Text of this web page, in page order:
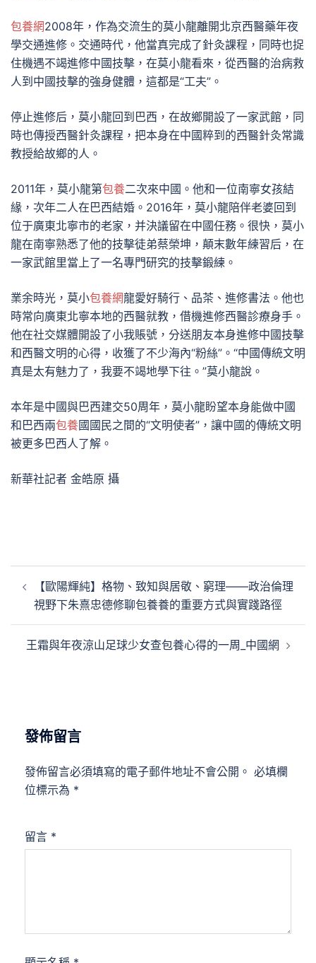
包養網2008年，作為交流生的莫小龍離開北京西醫藥年夜
學交通進修。交通時代，他當真完成了針灸課程，同時也捉
住機遇不竭進修中國技擊，在莫小龍看來，從西醫的治病救
人到中國技擊的強身健體，這都是“工夫”。
停止進修后，莫小龍回到巴西，在故鄉開設了一家武館，同
時也傳授西醫針灸課程，把本身在中國粹到的西醫針灸常識
教授給故鄉的人。
2011年，莫小龍第包養二次來中國。他和一位南寧女孩結
緣，次年二人在巴西結婚。2016年，莫小龍陪伴老婆回到
位于廣東北寧市的老家，并決議留在中國任務。很快，莫小
龍在南寧熟悉了他的技擊徒弟蔡榮坤，顛末數年練習后，在
一家武館里當上了一名專門研究的技擊鍛練。
業余時光，莫小包養網龍愛好騎行、品茶、進修書法。他也
時常向廣東北寧本地的西醫就教，借機進修西醫診療身手。
他在社交媒體開設了小我賬號，分送朋友本身進修中國技擊
和西醫文明的心得，收獲了不少海內“粉絲”。“中國傳統文明
真是太有魅力了，我要不竭地學下往。”莫小龍說。
本年是中國與巴西建交50周年，莫小龍盼望本身能做中國
和巴西兩包養國國民之間的“文明使者”，讓中國的傳統文明
被更多巴西人了解。
新華社記者 金皓原 攝
章
【歐陽輝純】格物、致知與居敬、窮理——政治倫理
視野下朱熹忠德修聊包養養的重要方式與實踐路徑
王霜與年夜涼山足球少女查包養心得的一周_中國網
發佈留言
發佈留言必須填寫的電子郵件地址不會公開。 必填欄
位標示為 *
留言 *